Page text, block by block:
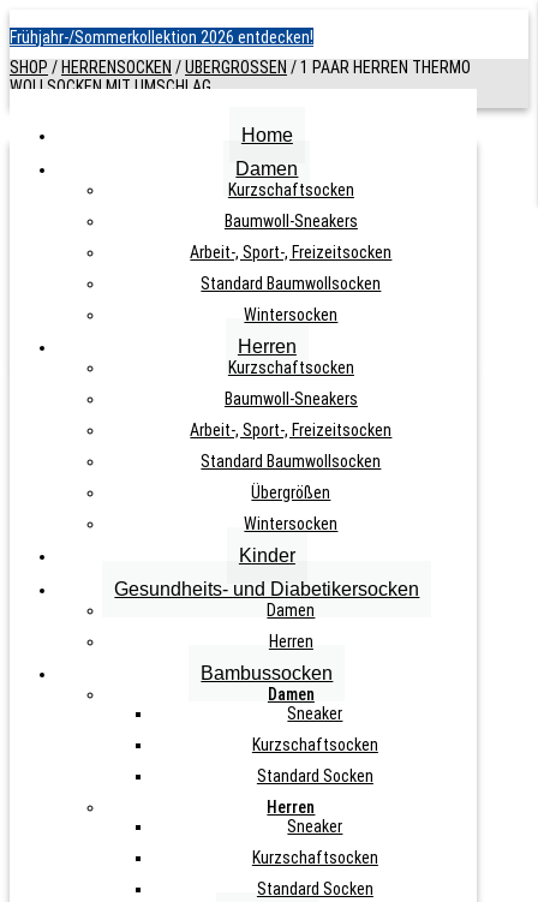
Frühjahr-/Sommerkollektion 2026 entdecken!
Home
Damen
Kurzschaftsocken
Baumwoll-Sneakers
Arbeit-, Sport-, Freizeitsocken
Standard Baumwollsocken
Wintersocken
Herren
Kurzschaftsocken
Baumwoll-Sneakers
Arbeit-, Sport-, Freizeitsocken
Standard Baumwollsocken
Übergrößen
Wintersocken
Kinder
Gesundheits- und Diabetikersocken
Damen
Herren
Bambussocken
Damen
Sneaker
Kurzschaftsocken
Standard Socken
Herren
Sneaker
Kurzschaftsocken
Standard Socken
SHOP / HERRENSOCKEN /ÜBERGRÖSSEN /1 PAAR HERREN THERMO
WOLLSOCKEN MIT UMSCHLAG
1 PAAR HERREN THERMO
WOLLSOCKEN MIT UMSCHLAG
12,90
inkl. MwSt., zzgl.
Zurücksetzen
HerrenIN DEN WARENKORB
Info zu diesem Artikel
beige/melange, jeans/melange & grau/melange
mit Umschlag